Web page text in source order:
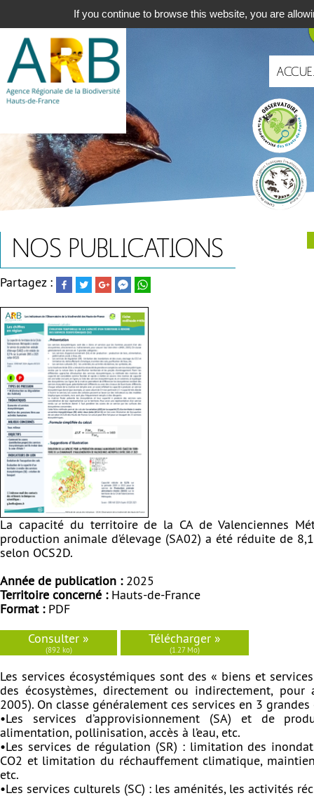
contenu
principal
Portails
NOS PUBLICATIONS
Partagez :
La capacité du territoire de la CA de Valenciennes
production animale d’élevage (SA02) a été réduite de
selon OCS2D.
Année de publication : 2025
Territoire concerné : Hauts-de-France
Format : PDF
Consulter »
(892 ko)
Télécharger »
(1.27 Mo)
Les services écosystémiques sont des « biens et
des écosystèmes, directement ou indirectement, pour
2005). On classe généralement ces services en 3
•Les services d’approvisionnement (SA) et de
alimentation, pollinisation, accès à l’eau, etc.
•Les services de régulation (SR) : limitation des
CO2 et limitation du réchauffement climatique,
etc.
•Les services culturels (SC) : les aménités, les activités
If you continue to browse this website, you are